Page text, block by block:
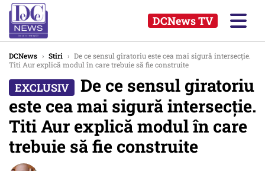
DCNews TV
DCNews › Stiri › De ce sensul giratoriu este cea mai sigură intersecție.
Titi Aur explică modul în care trebuie să fie construite
De ce sensul giratoriu
este cea mai sigură intersecție.
Titi Aur explică modul în care
trebuie să fie construite